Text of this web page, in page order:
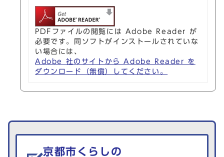
PDFファイルの閲覧には Adobe Reader が
必要です。同ソフトがインストールされていな
い場合には、
Adobe 社のサイトから Adobe Reader を
ダウンロード（無償）してください。
生活情報を探す
京都市くらしの